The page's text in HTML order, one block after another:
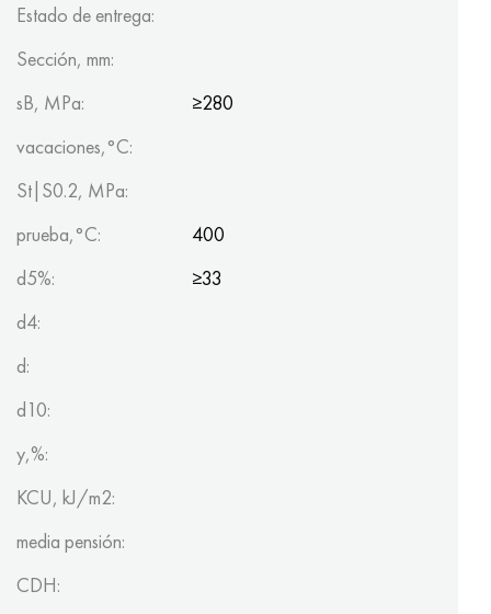
Estado de entrega:
Sección, mm:
sB, MPa:
≥280
vacaciones,°C:
St|S0.2, MPa:
prueba,°C:
400
d5%:
≥33
d4:
d:
d10:
y,%:
KCU, kJ/m2:
media pensión:
CDH: